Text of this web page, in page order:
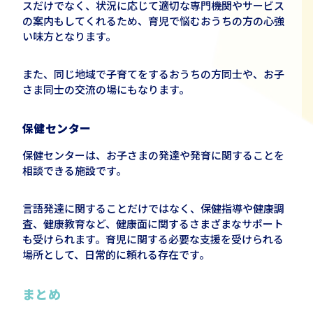
スだけでなく、状況に応じて適切な専門機関やサービス
の案内もしてくれるため、育児で悩むおうちの方の心強
い味方となります。
また、同じ地域で子育てをするおうちの方同士や、お子
さま同士の交流の場にもなります。
保健センター
保健センターは、お子さまの発達や発育に関することを
相談できる施設です。
言語発達に関することだけではなく、保健指導や健康調
査、健康教育など、健康面に関するさまざまなサポート
も受けられます。育児に関する必要な支援を受けられる
場所として、日常的に頼れる存在です。
まとめ